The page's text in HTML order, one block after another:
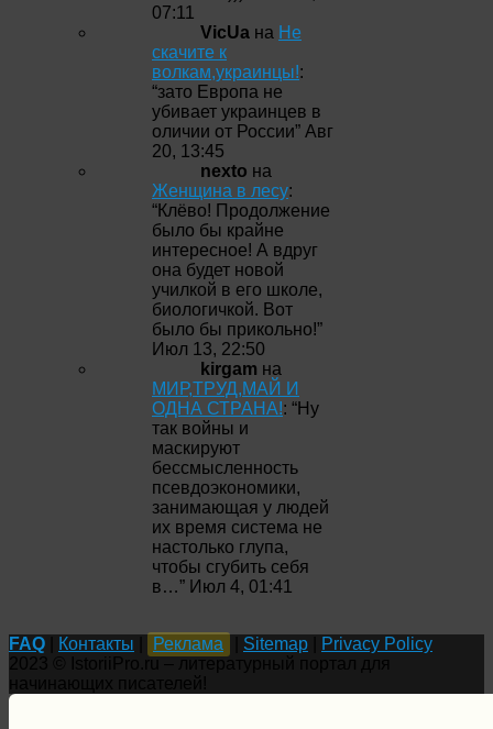
07:11
VicUa на Не
скачите к
волкам,украинцы!:
“зато Европа не
убивает украинцев в
оличии от России” Авг
20, 13:45
nexto на
Женщина в лесу:
“Клёво! Продолжение
было бы крайне
интересное! А вдруг
она будет новой
училкой в его школе,
биологичкой. Вот
было бы прикольно!”
Июл 13, 22:50
kirgam на
МИР,ТРУД,МАЙ И
ОДНА СТРАНА!: “Ну
так войны и
маскируют
бессмысленность
псевдоэкономики,
занимающая у людей
их время система не
настолько глупа,
чтобы сгубить себя
в…” Июл 4, 01:41
FAQ Контакты Реклама Sitemap
Privacy Policy